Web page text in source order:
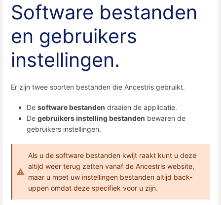
Software bestanden
en gebruikers
instellingen.
Er zijn twee soorten bestanden die Ancestris gebruikt.
De software bestanden draaien de applicatie.
De gebruikers instelling bestanden bewaren de
gebruikers instellingen.
Als u de software bestanden kwijt raakt kunt u deze
altijd weer terug zetten vanaf de Ancestris website,
maar u moet uw instellingen bestanden altijd back-
uppen omdat deze specifiek voor u zijn.